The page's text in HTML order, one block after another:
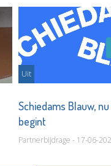
Uit
Schiedams Blauw,
begint
Partnerbijdrage - 17-06-